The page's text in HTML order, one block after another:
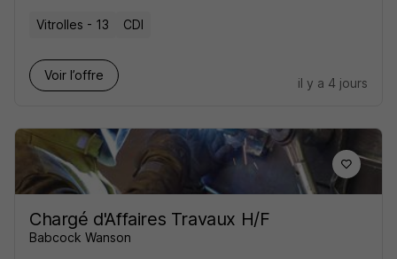
Vitrolles - 13 CDI
Voir l’offre
il y a 4 jours
Chargé d'Affaires Travaux H/F
Babcock Wanson